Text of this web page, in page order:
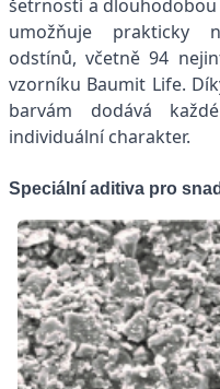
šetrností a
umožňuje prakticky
odstínů, včetně 94
vzorníku Baumit Life.
barvám dodává
individuální charakter.
Speciální aditiva pro